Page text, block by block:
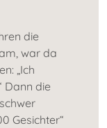
die
war da
„Ich
Dann die
Gesichter“